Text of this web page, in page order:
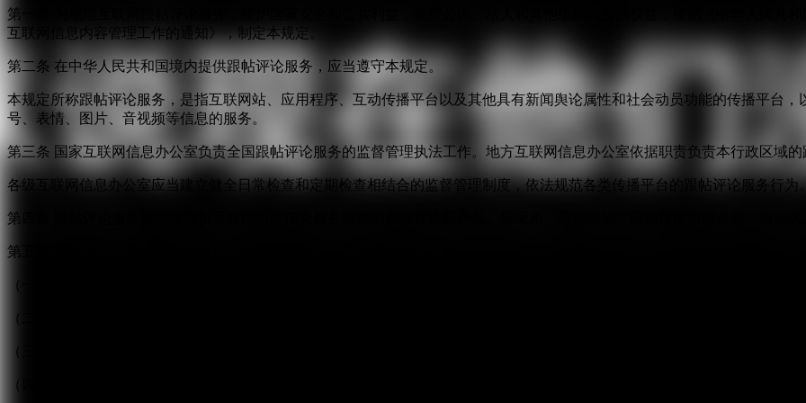
第一条 为规范互联网跟帖评论服务，维护国家安全和公共利益，保护公民、法人和其他组织的合法权益，根据《中华人民共
互联网信息内容管理工作的通知》，制定本规定。
第二条 在中华人民共和国境内提供跟帖评论服务，应当遵守本规定。
本规定所称跟帖评论服务，是指互联网站、应用程序、互动传播平台以及其他具有新闻舆论属性和社会动员功能的传播平台
号、表情、图片、音视频等信息的服务。
第三条 国家互联网信息办公室负责全国跟帖评论服务的监督管理执法工作。地方互联网信息办公室依据职责负责本行政区域
各级互联网信息办公室应当建立健全日常检查和定期检查相结合的监督管理制度，依法规范各类传播平台的跟帖评论服务行为
第四条 跟帖评论服务提供者提供互联网新闻信息服务相关的跟帖评论新产品、新应用、新功能的，应当报国家或者省、自治
第五条 跟帖评论服务提供者应当严格落实主体责任，依法履行以下义务：
（一）按照“后台实名、前台自愿”原则，对注册用户进行真实身份信息认证，不得向未认证真实身份信息的用户提供跟帖评论
（二）建立健全用户信息保护制度，收集、使用用户个人信息应当遵循合法、正当、必要的原则，公开收集、使用规则，明
（三）对新闻信息提供跟帖评论服务的，应当建立先审后发制度。
（四）提供“弹幕”方式跟帖评论服务的，应当在同一平台和页面同时提供与之对应的静态版信息内容。